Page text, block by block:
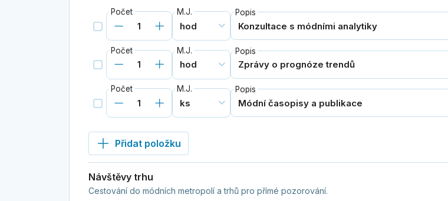
Počet M.J. Popis
Počet M.J. Popis
Počet M.J. Popis
Přidat položku
Návštěvy trhu
Cestování do módních metropolí a trhů pro přímé pozorování.